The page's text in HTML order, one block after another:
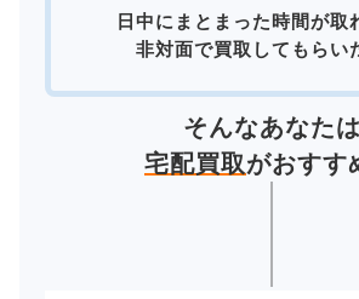
日中にまとまった時間が取
非対面で買取してもらい
そんなあなたは
宅配買取がおすす